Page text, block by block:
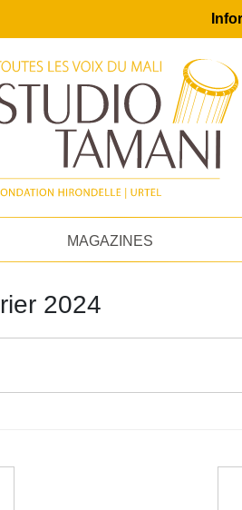
MAGAZINES
2024